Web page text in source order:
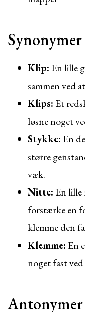
Synonymer
Klip: En lille
sammen ved
Klips: Et
løsne noget
Stykke: En
større
væk.
Nitte: En lille
forstærke en
klemme den
Klemme: En
noget fast
Antonymer